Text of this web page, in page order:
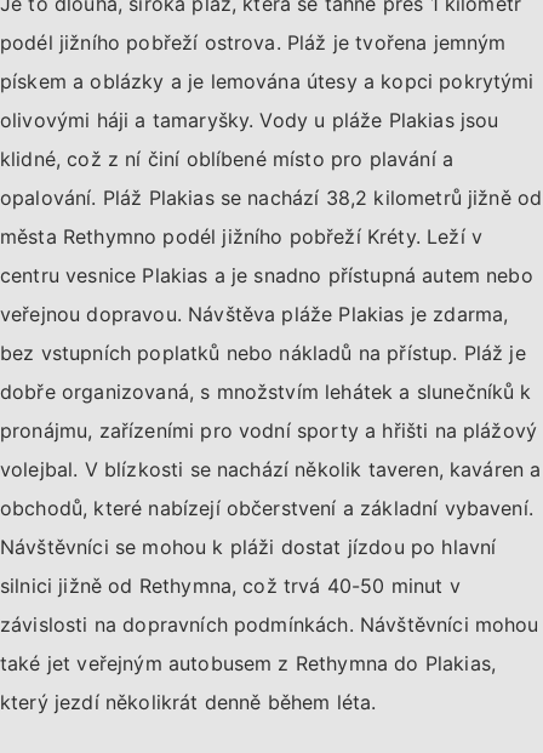
podél jižního pobřeží ostrova. Pláž je tvořena jemným
pískem a oblázky a je lemována útesy a kopci pokrytými
olivovými háji a tamaryšky. Vody u pláže Plakias jsou
klidné, což z ní činí oblíbené místo pro plavání a
opalování. Pláž Plakias se nachází 38,2 kilometrů jižně od
města Rethymno podél jižního pobřeží Kréty. Leží v
centru vesnice Plakias a je snadno přístupná autem nebo
veřejnou dopravou. Návštěva pláže Plakias je zdarma,
bez vstupních poplatků nebo nákladů na přístup. Pláž je
dobře organizovaná, s množstvím lehátek a slunečníků k
pronájmu, zařízeními pro vodní sporty a hřišti na plážový
volejbal. V blízkosti se nachází několik taveren, kaváren a
obchodů, které nabízejí občerstvení a základní vybavení.
Návštěvníci se mohou k pláži dostat jízdou po hlavní
silnici jižně od Rethymna, což trvá 40-50 minut v
závislosti na dopravních podmínkách. Návštěvníci mohou
také jet veřejným autobusem z Rethymna do Plakias,
který jezdí několikrát denně během léta.